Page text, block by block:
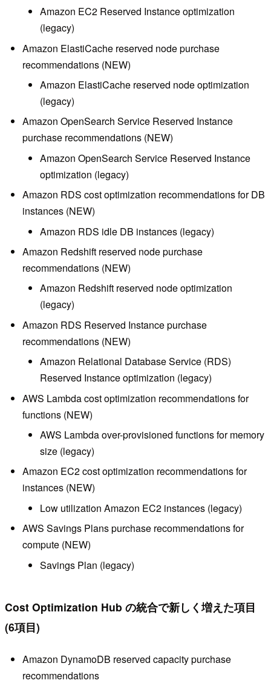
Amazon EC2 Reserved Instance optimization
(legacy)
Amazon ElastiCache reserved node purchase
recommendations (NEW)
Amazon ElastiCache reserved node optimization
(legacy)
Amazon OpenSearch Service Reserved Instance
purchase recommendations (NEW)
Amazon OpenSearch Service Reserved Instance
optimization (legacy)
Amazon RDS cost optimization recommendations for DB
instances (NEW)
Amazon RDS idle DB instances (legacy)
Amazon Redshift reserved node purchase
recommendations (NEW)
Amazon Redshift reserved node optimization
(legacy)
Amazon RDS Reserved Instance purchase
recommendations (NEW)
Amazon Relational Database Service (RDS)
Reserved Instance optimization (legacy)
AWS Lambda cost optimization recommendations for
functions (NEW)
AWS Lambda over-provisioned functions for memory
size (legacy)
Amazon EC2 cost optimization recommendations for
instances (NEW)
Low utilization Amazon EC2 instances (legacy)
AWS Savings Plans purchase recommendations for
compute (NEW)
Savings Plan (legacy)
Cost Optimization Hub の統合で新しく増えた項目
(6項目)
Amazon DynamoDB reserved capacity purchase
recommendations